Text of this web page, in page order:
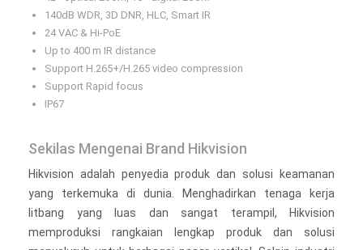
140dB WDR, 3D DNR, HLC, Smart IR
24 VAC & Hi-PoE
Up to 400 m IR distance
Support H.265+/H.265 video compression
Support Rapid focus
IP67
Sekilas Mengenai Brand Hikvision
Hikvision adalah penyedia produk dan solusi keamanan
yang terkemuka di dunia. Menghadirkan tenaga kerja
litbang yang luas dan sangat terampil, Hikvision
memproduksi rangkaian lengkap produk dan solusi